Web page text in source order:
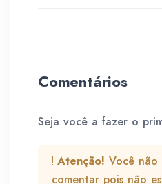
Comentários
Seja você a fazer o
Atenção! Você não
comentar pois não